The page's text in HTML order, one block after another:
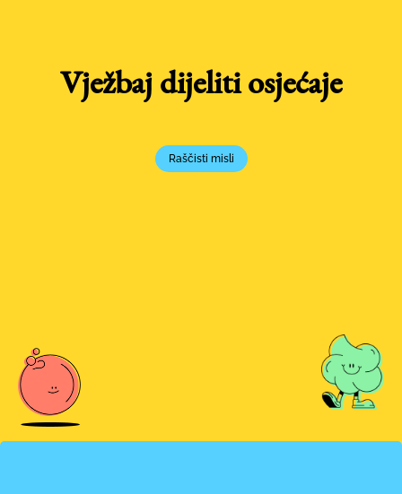
Vježbaj dijeliti osjećaje
Raščisti misli